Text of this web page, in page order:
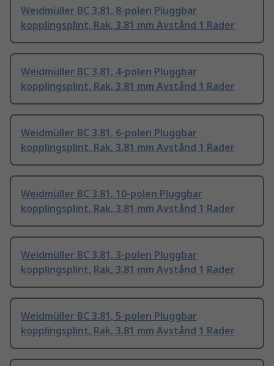
Weidmüller BC 3.81, 8-polen Pluggbar
kopplingsplint, Rak, 3.81 mm Avstånd 1 Rader
Weidmüller BC 3.81, 4-polen Pluggbar
kopplingsplint, Rak, 3.81 mm Avstånd 1 Rader
Weidmüller BC 3.81, 6-polen Pluggbar
kopplingsplint, Rak, 3.81 mm Avstånd 1 Rader
Weidmüller BC 3.81, 10-polen Pluggbar
kopplingsplint, Rak, 3.81 mm Avstånd 1 Rader
Weidmüller BC 3.81, 3-polen Pluggbar
kopplingsplint, Rak, 3.81 mm Avstånd 1 Rader
Weidmüller BC 3.81, 5-polen Pluggbar
kopplingsplint, Rak, 3.81 mm Avstånd 1 Rader